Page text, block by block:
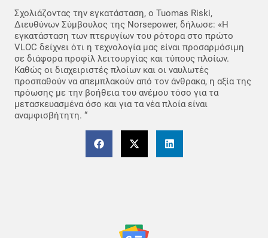
Σχολιάζοντας την εγκατάσταση, ο Tuomas Riski,
Διευθύνων Σύμβουλος της Norsepower, δήλωσε: «Η
εγκατάσταση των πτερυγίων του ρότορα στο πρώτο
VLOC δείχνει ότι η τεχνολογία μας είναι προσαρμόσιμη
σε διάφορα προφίλ λειτουργίας και τύπους πλοίων.
Καθώς οι διαχειριστές πλοίων και οι ναυλωτές
προσπαθούν να απεμπλακούν από τον άνθρακα, η αξία της
πρόωσης με την βοήθεια του ανέμου τόσο για τα
μετασκευασμένα όσο και για τα νέα πλοία είναι
αναμφισβήτητη. “